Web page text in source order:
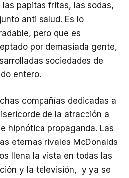
papitas fritas, las sodas,
anti salud. Es lo
pero que es
por demasiada gente,
sociedades de
entero.
compañías dedicadas a
de la atracción a
hipnótica propaganda. Las
eternas rivales McDonalds
llena la vista en todas las
y la televisión, y ya se